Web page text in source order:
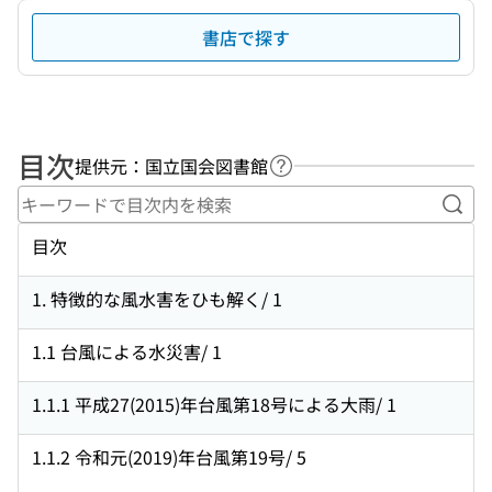
書店で探す
目次提供元：国立国会図書館 ヘルプページへのリンク
キ
目次
1. 特徴的な風水害をひも解く/ 1
1.1 台風による水災害/ 1
1.1.1 平成27(2015)年台風第18号による大雨/ 1
1.1.2 令和元(2019)年台風第19号/ 5